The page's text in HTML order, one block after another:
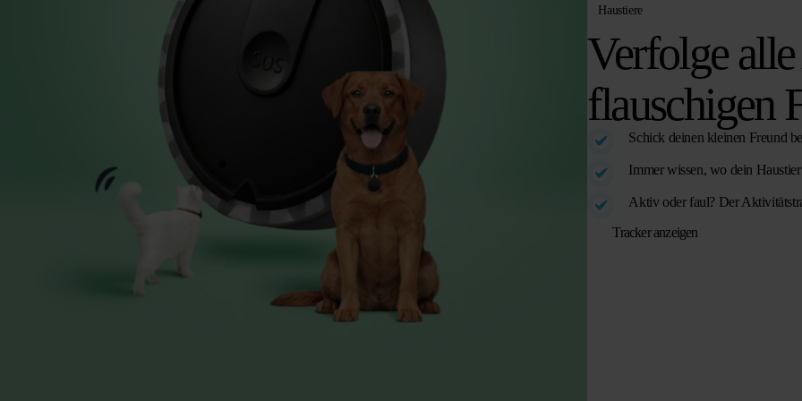
Haustiere
Verfolge
flauschigen
Schick deinen kleinen Freund
Immer wissen, wo dein
Aktiv oder faul? Der
Tracker anzeigen